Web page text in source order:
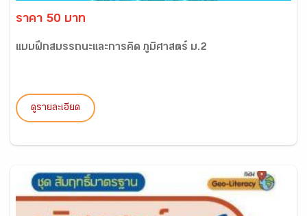
ราคา 50 บาท
แบบฝึกสมรรถนะและการคิด ภูมิศาสตร์ ม.2
ดูรายละเอียด